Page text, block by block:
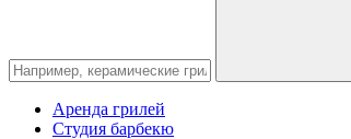
Аренда грилей
Студия барбекю